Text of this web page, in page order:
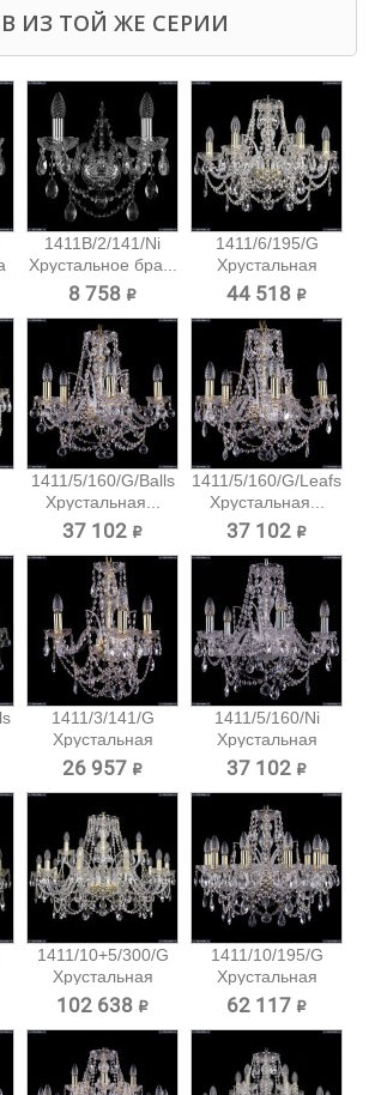
ИЗ ТОЙ ЖЕ СЕРИИ
1411B/2/141/Ni
Хрустальное бра...
8 758 ₽
1411/6/195/G
Хрустальная
подвесная...
44 518 ₽
1411/5/160/G/Balls
Хрустальная...
37 102 ₽
1411/5/160/G/Leafs
Хрустальная...
37 102 ₽
1411/3/141/G
Хрустальная
подвесная...
26 957 ₽
1411/5/160/Ni
Хрустальная
подвесная...
37 102 ₽
1411/10+5/300/G
Хрустальная
подвесная...
102 638 ₽
1411/10/195/G
Хрустальная
подвесная...
62 117 ₽